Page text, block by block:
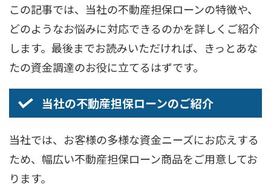
この記事では、当社の不動産担保ローンの特徴や、
どのようなお悩みに対応できるのかを詳しくご紹介
します。最後までお読みいただければ、きっとあな
たの資金調達のお役に立てるはずです。
当社の不動産担保ローンのご紹介
当社では、お客様の多様な資金ニーズにお応えする
ため、幅広い不動産担保ローン商品をご用意してお
ります。